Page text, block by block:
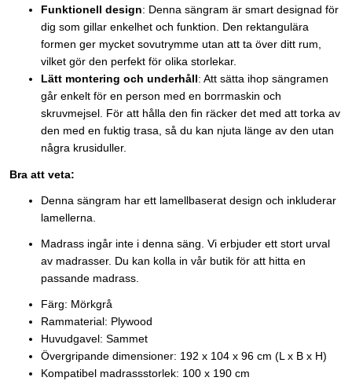
Funktionell design: Denna sängram är smart designad för
dig som gillar enkelhet och funktion. Den rektangulära
formen ger mycket sovutrymme utan att ta över ditt rum,
vilket gör den perfekt för olika storlekar.
Lätt montering och underhåll: Att sätta ihop sängramen
går enkelt för en person med en borrmaskin och
skruvmejsel. För att hålla den fin räcker det med att torka av
den med en fuktig trasa, så du kan njuta länge av den utan
några krusiduller.
Bra att veta:
Denna sängram har ett lamellbaserat design och inkluderar
lamellerna.
Madrass ingår inte i denna säng. Vi erbjuder ett stort urval
av madrasser. Du kan kolla in vår butik för att hitta en
passande madrass.
Färg: Mörkgrå
Rammaterial: Plywood
Huvudgavel: Sammet
Övergripande dimensioner: 192 x 104 x 96 cm (L x B x H)
Kompatibel madrassstorlek: 100 x 190 cm